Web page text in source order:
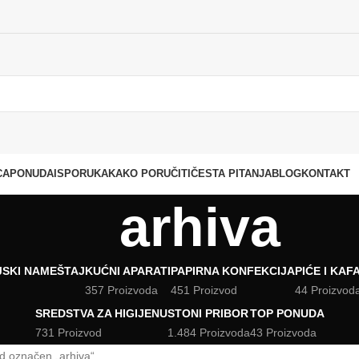
PONUDA ISPORUKAKAKO PORUČITI ČESTA PITANJABLOGKONTAKT
arhiva
NAMEŠTAJKUĆNI APARATI
357 Proizvoda
PAPIRNA KONFEKCIJA
451 Proizvod
PIĆE I
44
SREDSTVA ZA HIGIJENU
731 Proizvod
STONI PRIBOR
1.484 Proizvoda
TOP PONUDA
43 Proizvoda
označen „arhiva“